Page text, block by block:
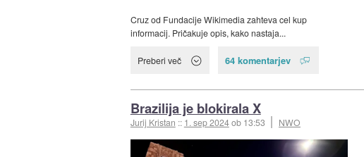
Cruz od Fundacije Wikimedia zahteva cel kup
informacij. Pričakuje opis, kako nastaja...
Preberi več 64 komentarjev
Brazilija je blokirala X
Jurij Kristan :: 1. sep 2024ob 13:53 NWO